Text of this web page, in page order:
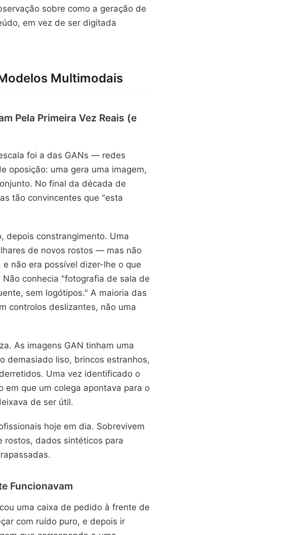
sobre como a geração de
em vez de ser digitada
Multimodais
Pela Primeira Vez Reais (e
foi a das GANs — redes
oposição: uma gera uma imagem,
No final da década de
tão convincentes que "esta
depois constrangimento. Uma
de novos rostos — mas não
e não era possível dizer-lhe o que
conhecia "fotografia de sala de
sem logótipos." A maioria das
controlos deslizantes, não uma
As imagens GAN tinham uma
demasiado liso, brincos estranhos,
Uma vez identificado o
que um colega apontava para o
de ser útil.
hoje em dia. Sobrevivem
rostos, dados sintéticos para
Funcionavam
uma caixa de pedido à frente de
com ruído puro, e depois ir